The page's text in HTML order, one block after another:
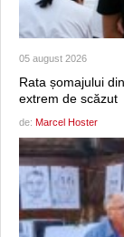
05 august 2026
Rata șomajului
extrem de scăzut
de: Marcel Hoster